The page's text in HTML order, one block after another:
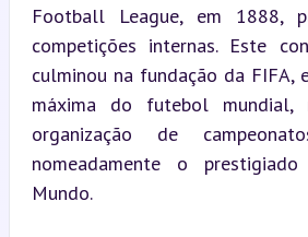
Football League, em 1888,
competições internas. Este
culminou na fundação da FIFA,
máxima do futebol mundial,
organização de
nomeadamente o
Mundo.